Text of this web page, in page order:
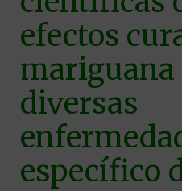
efectos
mariguana
diversas
específico